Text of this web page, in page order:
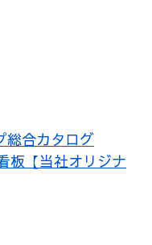
総合カタログ
板【当社オリジナ